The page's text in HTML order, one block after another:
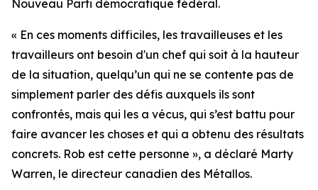
Nouveau Parti démocratique fédéral.
« En ces moments difficiles, les travailleuses et les
travailleurs ont besoin d'un chef qui soit à la hauteur
de la situation, quelqu’un qui ne se contente pas de
simplement parler des défis auxquels ils sont
confrontés, mais qui les a vécus, qui s’est battu pour
faire avancer les choses et qui a obtenu des résultats
concrets. Rob est cette personne », a déclaré Marty
Warren, le directeur canadien des Métallos.